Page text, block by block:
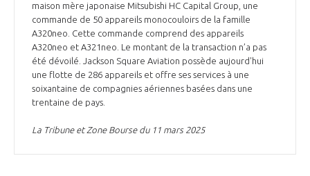
maison mère japonaise Mitsubishi HC Capital Group, une
commande de 50 appareils monocouloirs de la famille
A320neo. Cette commande comprend des appareils
A320neo et A321neo. Le montant de la transaction n’a pas
été dévoilé. Jackson Square Aviation possède aujourd'hui
une flotte de 286 appareils et offre ses services à une
soixantaine de compagnies aériennes basées dans une
trentaine de pays.
La Tribune et Zone Bourse du 11 mars 2025